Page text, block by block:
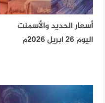
أسعار الحديد والأسمنت
اليوم 26 ابريل 2026م